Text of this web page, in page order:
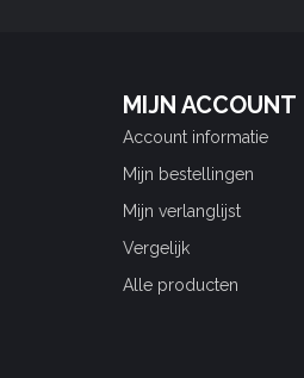
MIJN ACCOUNT
Account informatie
Mijn bestellingen
Mijn verlanglijst
Vergelijk
Alle producten